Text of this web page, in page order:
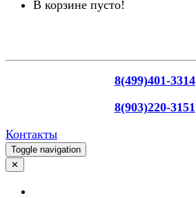
В корзине пусто!
8(499)401-3314
8(903)220-3151
Контакты
Toggle navigation
✕